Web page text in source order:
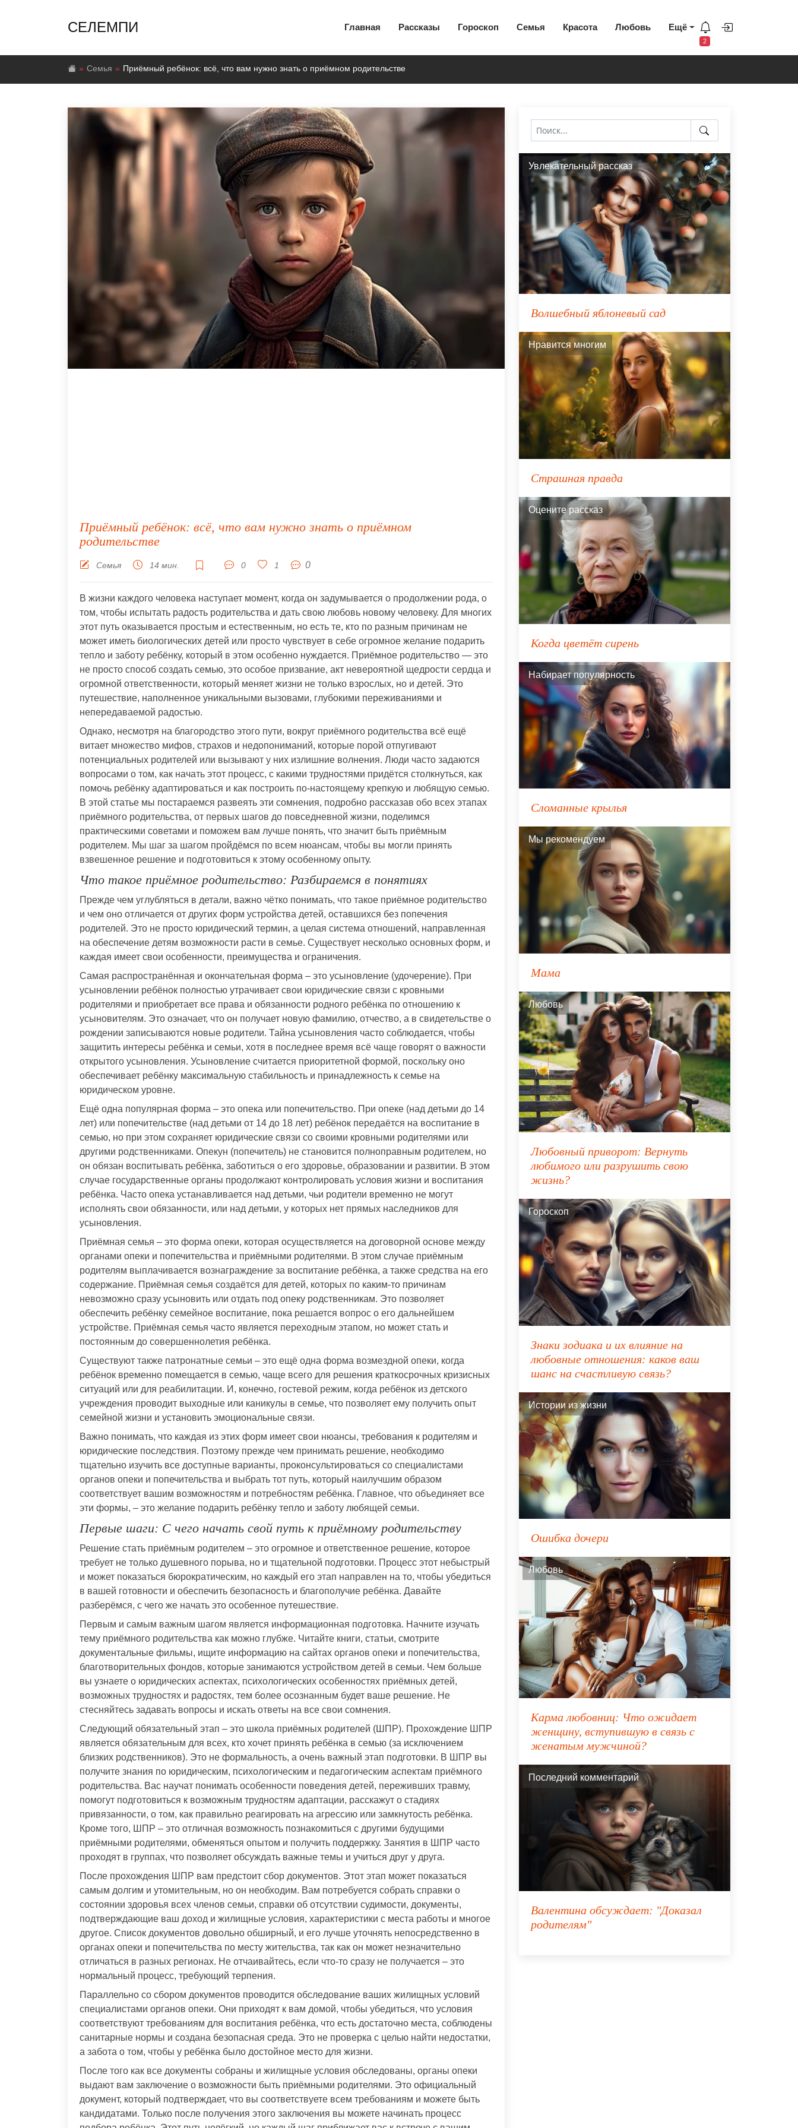
СЕЛЕМПИ Главная Рассказы Гороскоп Семья Красота Любовь Ещё
2
Семья Приёмный ребёнок: всё, что вам нужно знать о приёмном родительстве
Приёмный ребёнок: всё, что вам нужно знать о приёмном
родительстве
Семья 14 мин. 0 1 0
В жизни каждого человека наступает момент, когда он задумывается о продолжении рода, о
том, чтобы испытать радость родительства и дать свою любовь новому человеку. Для многих
этот путь оказывается простым и естественным, но есть те, кто по разным причинам не
может иметь биологических детей или просто чувствует в себе огромное желание подарить
тепло и заботу ребёнку, который в этом особенно нуждается. Приёмное родительство — это
не просто способ создать семью, это особое призвание, акт невероятной щедрости сердца и
огромной ответственности, который меняет жизни не только взрослых, но и детей. Это
путешествие, наполненное уникальными вызовами, глубокими переживаниями и
непередаваемой радостью.
Однако, несмотря на благородство этого пути, вокруг приёмного родительства всё ещё
витает множество мифов, страхов и недопониманий, которые порой отпугивают
потенциальных родителей или вызывают у них излишние волнения. Люди часто задаются
вопросами о том, как начать этот процесс, с какими трудностями придётся столкнуться, как
помочь ребёнку адаптироваться и как построить по-настоящему крепкую и любящую семью.
В этой статье мы постараемся развеять эти сомнения, подробно рассказав обо всех этапах
приёмного родительства, от первых шагов до повседневной жизни, поделимся
практическими советами и поможем вам лучше понять, что значит быть приёмным
родителем. Мы шаг за шагом пройдёмся по всем нюансам, чтобы вы могли принять
взвешенное решение и подготовиться к этому особенному опыту.
Что такое приёмное родительство: Разбираемся в понятиях
Прежде чем углубляться в детали, важно чётко понимать, что такое приёмное родительство
и чем оно отличается от других форм устройства детей, оставшихся без попечения
родителей. Это не просто юридический термин, а целая система отношений, направленная
на обеспечение детям возможности расти в семье. Существует несколько основных форм, и
каждая имеет свои особенности, преимущества и ограничения.
Самая распространённая и окончательная форма – это усыновление (удочерение). При
усыновлении ребёнок полностью утрачивает свои юридические связи с кровными
родителями и приобретает все права и обязанности родного ребёнка по отношению к
усыновителям. Это означает, что он получает новую фамилию, отчество, а в свидетельстве о
рождении записываются новые родители. Тайна усыновления часто соблюдается, чтобы
защитить интересы ребёнка и семьи, хотя в последнее время всё чаще говорят о важности
открытого усыновления. Усыновление считается приоритетной формой, поскольку оно
обеспечивает ребёнку максимальную стабильность и принадлежность к семье на
юридическом уровне.
Ещё одна популярная форма – это опека или попечительство. При опеке (над детьми до 14
лет) или попечительстве (над детьми от 14 до 18 лет) ребёнок передаётся на воспитание в
семью, но при этом сохраняет юридические связи со своими кровными родителями или
другими родственниками. Опекун (попечитель) не становится полноправным родителем, но
он обязан воспитывать ребёнка, заботиться о его здоровье, образовании и развитии. В этом
случае государственные органы продолжают контролировать условия жизни и воспитания
ребёнка. Часто опека устанавливается над детьми, чьи родители временно не могут
исполнять свои обязанности, или над детьми, у которых нет прямых наследников для
усыновления.
Приёмная семья – это форма опеки, которая осуществляется на договорной основе между
органами опеки и попечительства и приёмными родителями. В этом случае приёмным
родителям выплачивается вознаграждение за воспитание ребёнка, а также средства на его
содержание. Приёмная семья создаётся для детей, которых по каким-то причинам
невозможно сразу усыновить или отдать под опеку родственникам. Это позволяет
обеспечить ребёнку семейное воспитание, пока решается вопрос о его дальнейшем
устройстве. Приёмная семья часто является переходным этапом, но может стать и
постоянным до совершеннолетия ребёнка.
Существуют также патронатные семьи – это ещё одна форма возмездной опеки, когда
ребёнок временно помещается в семью, чаще всего для решения краткосрочных кризисных
ситуаций или для реабилитации. И, конечно, гостевой режим, когда ребёнок из детского
учреждения проводит выходные или каникулы в семье, что позволяет ему получить опыт
семейной жизни и установить эмоциональные связи.
Важно понимать, что каждая из этих форм имеет свои нюансы, требования к родителям и
юридические последствия. Поэтому прежде чем принимать решение, необходимо
тщательно изучить все доступные варианты, проконсультироваться со специалистами
органов опеки и попечительства и выбрать тот путь, который наилучшим образом
соответствует вашим возможностям и потребностям ребёнка. Главное, что объединяет все
эти формы, – это желание подарить ребёнку тепло и заботу любящей семьи.
Первые шаги: С чего начать свой путь к приёмному родительству
Решение стать приёмным родителем – это огромное и ответственное решение, которое
требует не только душевного порыва, но и тщательной подготовки. Процесс этот небыстрый
и может показаться бюрократическим, но каждый его этап направлен на то, чтобы убедиться
в вашей готовности и обеспечить безопасность и благополучие ребёнка. Давайте
разберёмся, с чего же начать это особенное путешествие.
Первым и самым важным шагом является информационная подготовка. Начните изучать
тему приёмного родительства как можно глубже. Читайте книги, статьи, смотрите
документальные фильмы, ищите информацию на сайтах органов опеки и попечительства,
благотворительных фондов, которые занимаются устройством детей в семьи. Чем больше
вы узнаете о юридических аспектах, психологических особенностях приёмных детей,
возможных трудностях и радостях, тем более осознанным будет ваше решение. Не
стесняйтесь задавать вопросы и искать ответы на все свои сомнения.
Следующий обязательный этап – это школа приёмных родителей (ШПР). Прохождение ШПР
является обязательным для всех, кто хочет принять ребёнка в семью (за исключением
близких родственников). Это не формальность, а очень важный этап подготовки. В ШПР вы
получите знания по юридическим, психологическим и педагогическим аспектам приёмного
родительства. Вас научат понимать особенности поведения детей, переживших травму,
помогут подготовиться к возможным трудностям адаптации, расскажут о стадиях
привязанности, о том, как правильно реагировать на агрессию или замкнутость ребёнка.
Кроме того, ШПР – это отличная возможность познакомиться с другими будущими
приёмными родителями, обменяться опытом и получить поддержку. Занятия в ШПР часто
проходят в группах, что позволяет обсуждать важные темы и учиться друг у друга.
После прохождения ШПР вам предстоит сбор документов. Этот этап может показаться
самым долгим и утомительным, но он необходим. Вам потребуется собрать справки о
состоянии здоровья всех членов семьи, справки об отсутствии судимости, документы,
подтверждающие ваш доход и жилищные условия, характеристики с места работы и многое
другое. Список документов довольно обширный, и его лучше уточнять непосредственно в
органах опеки и попечительства по месту жительства, так как он может незначительно
отличаться в разных регионах. Не отчаивайтесь, если что-то сразу не получается – это
нормальный процесс, требующий терпения.
Параллельно со сбором документов проводится обследование ваших жилищных условий
специалистами органов опеки. Они приходят к вам домой, чтобы убедиться, что условия
соответствуют требованиям для воспитания ребёнка, что есть достаточно места, соблюдены
санитарные нормы и создана безопасная среда. Это не проверка с целью найти недостатки,
а забота о том, чтобы у ребёнка было достойное место для жизни.
После того как все документы собраны и жилищные условия обследованы, органы опеки
выдают вам заключение о возможности быть приёмными родителями. Это официальный
документ, который подтверждает, что вы соответствуете всем требованиям и можете быть
кандидатами. Только после получения этого заключения вы можете начинать процесс
Увлекательный рассказ
Волшебный яблоневый сад
Нравится многим
Страшная правда
Оцените рассказ
Когда цветёт сирень
Набирает популярность
Сломанные крылья
Мы рекомендуем
Мама
Любовь
Любовный приворот: Вернуть
любимого или разрушить свою
жизнь?
Гороскоп
Знаки зодиака и их влияние на
любовные отношения: каков ваш
шанс на счастливую связь?
Истории из жизни
Ошибка дочери
Любовь
Карма любовниц: Что ожидает
женщину, вступившую в связь с
женатым мужчиной?
Последний комментарий
Валентина обсуждает: "Доказал
родителям"